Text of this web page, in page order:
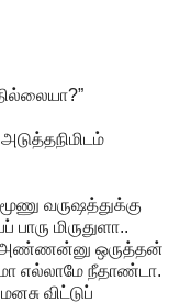
வருஷத்துக்கு
மிருதுளா..
அண்ணன்னு ஒருத்தன்
எல்லாமே நீதாண்டா.
விட்டுப்